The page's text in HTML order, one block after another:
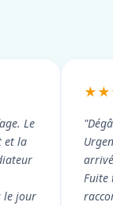
Le
et la
le jour
Fuite